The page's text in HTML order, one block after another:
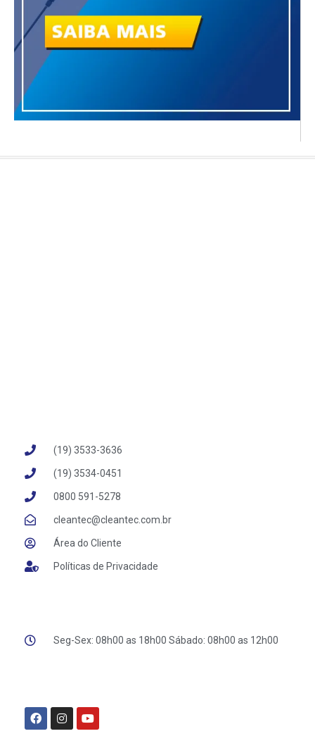
(19) 3533-3636
(19) 3534-0451
‪0800 591-5278‬
cleantec@cleantec.com.br
Área do Cliente
Políticas de Privacidade
Seg-Sex: 08h00 as 18h00 Sábado: 08h00 as 12h00